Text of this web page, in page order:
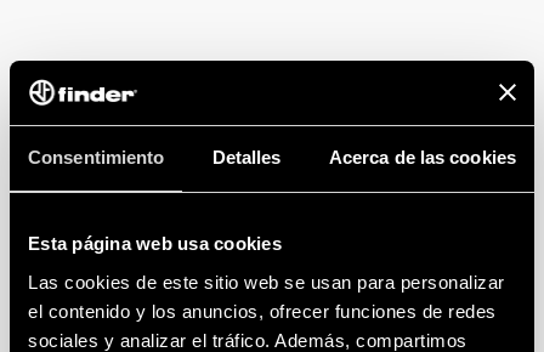
Consentimiento Detalles Acerca de las cookies
Esta página web usa cookies
Las cookies de este sitio web se usan para personalizar
el contenido y los anuncios, ofrecer funciones de redes
sociales y analizar el tráfico. Además, compartimos
ACCESORIOS Y SONDAS PARA EL CONTROL
DE NIVEL DE LIQUIDOS CONDUCTIVOS
Una amplia gama de sondas permite adecuar los relés
de control de nivel Tipo 72.01/11 a muchas
necesidades de aplicación.